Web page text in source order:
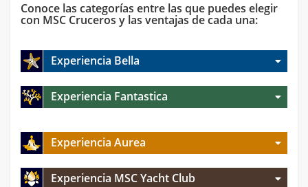
Conoce las categorías entre las que puedes elegir
con MSC Cruceros y las ventajas de cada una:
Experiencia Bella
Experiencia Fantastica
Experiencia Aurea
Experiencia MSC Yacht Club